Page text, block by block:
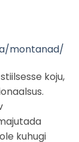
montanad/
koju,
kuhugi